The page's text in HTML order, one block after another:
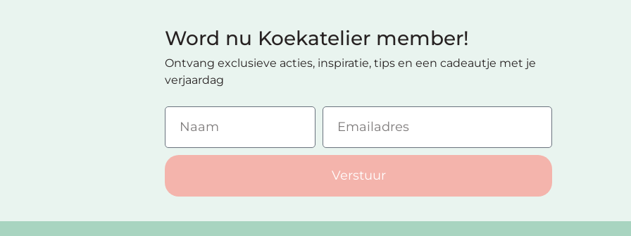
Word nu Koekatelier member!
Ontvang exclusieve acties, inspiratie, tips en een cadeautje met je
verjaardag
Verstuur